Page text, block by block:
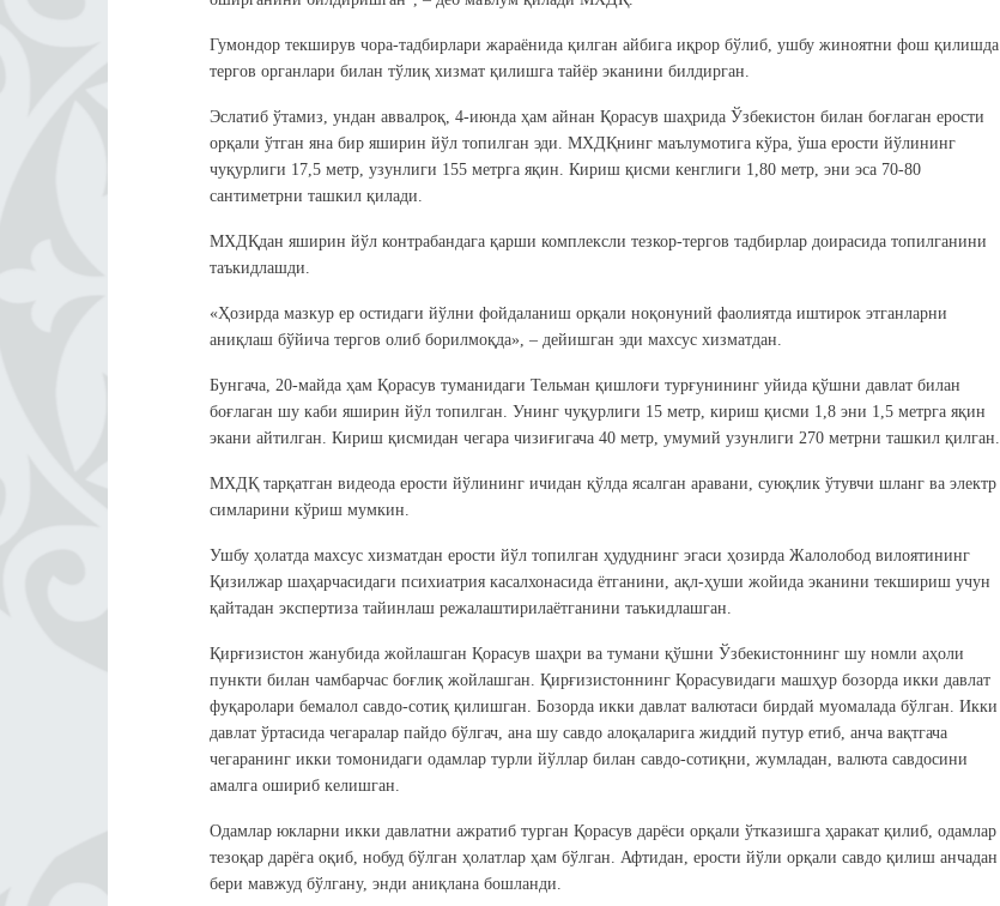
Гумондор текширув чора-тадбирлари жараёнида қилган айбига иқрор бўлиб, ушбу жиноятни фош қилишда
тергов органлари билан тўлиқ хизмат қилишга тайёр эканини билдирган.
Эслатиб ўтамиз, ундан аввалроқ, 4-июнда ҳам айнан Қорасув шаҳрида Ўзбекистон билан боғлаган ерости
орқали ўтган яна бир яширин йўл топилган эди. МХДҚнинг маълумотига кўра, ўша ерости йўлининг
чуқурлиги 17,5 метр, узунлиги 155 метрга яқин. Кириш қисми кенглиги 1,80 метр, эни эса 70-80
сантиметрни ташкил қилади.
МХДҚдан яширин йўл контрабандага қарши комплексли тезкор-тергов тадбирлар доирасида топилганини
таъкидлашди.
«Ҳозирда мазкур ер остидаги йўлни фойдаланиш орқали ноқонуний фаолиятда иштирок этганларни
аниқлаш бўйича тергов олиб борилмоқда», – дейишган эди махсус хизматдан.
Бунгача, 20-майда ҳам Қорасув туманидаги Тельман қишлоғи турғунининг уйида қўшни давлат билан
боғлаган шу каби яширин йўл топилган. Унинг чуқурлиги 15 метр, кириш қисми 1,8 эни 1,5 метрга яқин
экани айтилган. Кириш қисмидан чегара чизиғигача 40 метр, умумий узунлиги 270 метрни ташкил қилган.
МХДҚ тарқатган видеода ерости йўлининг ичидан қўлда ясалган аравани, суюқлик ўтувчи шланг ва электр
симларини кўриш мумкин.
Ушбу ҳолатда махсус хизматдан ерости йўл топилган ҳудуднинг эгаси ҳозирда Жалолобод вилоятининг
Қизилжар шаҳарчасидаги психиатрия касалхонасида ётганини, ақл-ҳуши жойида эканини текшириш учун
қайтадан экспертиза тайинлаш режалаштирилаётганини таъкидлашган.
Қирғизистон жанубида жойлашган Қорасув шаҳри ва тумани қўшни Ўзбекистоннинг шу номли аҳоли
пункти билан чамбарчас боғлиқ жойлашган. Қирғизистоннинг Қорасувидаги машҳур бозорда икки давлат
фуқаролари бемалол савдо-сотиқ қилишган. Бозорда икки давлат валютаси бирдай муомалада бўлган. Икки
давлат ўртасида чегаралар пайдо бўлгач, ана шу савдо алоқаларига жиддий путур етиб, анча вақтгача
чегаранинг икки томонидаги одамлар турли йўллар билан савдо-сотиқни, жумладан, валюта савдосини
амалга ошириб келишган.
Одамлар юкларни икки давлатни ажратиб турган Қорасув дарёси орқали ўтказишга ҳаракат қилиб, одамлар
тезоқар дарёга оқиб, нобуд бўлган ҳолатлар ҳам бўлган. Афтидан, ерости йўли орқали савдо қилиш анчадан
бери мавжуд бўлгану, энди аниқлана бошланди.